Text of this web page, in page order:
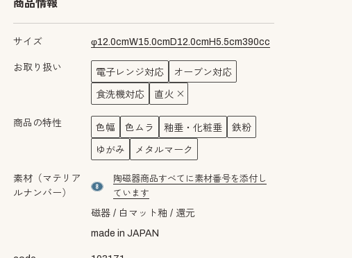
商品情報
サイズ φ12.0cmW15.0cm D12.0cm H5.5cm390cc
お取り扱い 電子レンジ対応 オーブン対応
食洗機対応 直火
商品の特性 色幅 色ムラ 釉垂・化粧垂 鉄粉
ゆがみ メタルマーク
素材（マテリア
ルナンバー）
material number8
陶磁器商品すべてに素材番号を添付し
ています
磁器 白マット釉
還元
made in JAPAN